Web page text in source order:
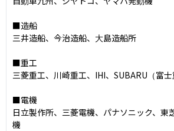
■造船
三井造船、今治造船、大島造船所
■重工
三菱重工、川崎重工、IHI、SUBARU（富士
■電機
日立製作所、三菱電機、パナソニック、東
機